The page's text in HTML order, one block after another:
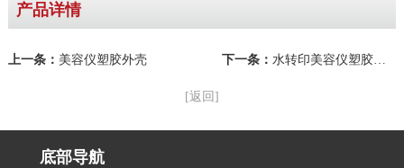
产品详情
上一条： 美容仪塑胶外壳 下一条： 水转印美容仪塑胶外壳
[返回]
底部导航